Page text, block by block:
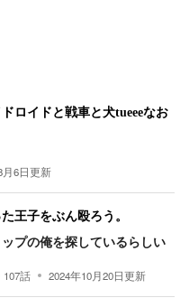
ロイドと戦車と犬tueeeなお
6日更新
王子をぶん殴ろう。
プの俺を探しているらしい
107話 2024年10月20日更新